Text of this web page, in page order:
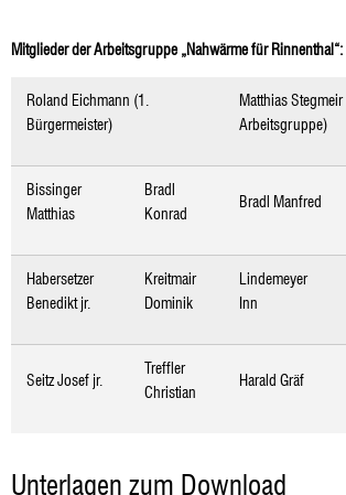
Mitglieder der Arbeitsgruppe „Nahwärme für Rinnenthal“:
Roland Eichmann (1.
Bürgermeister)
Matthias
Arbeitsgruppe)
Bissinger
Matthias
Bradl
Konrad
Bradl Manfred
Habersetzer
Benedikt jr.
Kreitmair
Dominik
Lindemeyer
Inn
Seitz Josef jr.
Treffler
Christian
Harald Gräf
Unterlagen zum Download